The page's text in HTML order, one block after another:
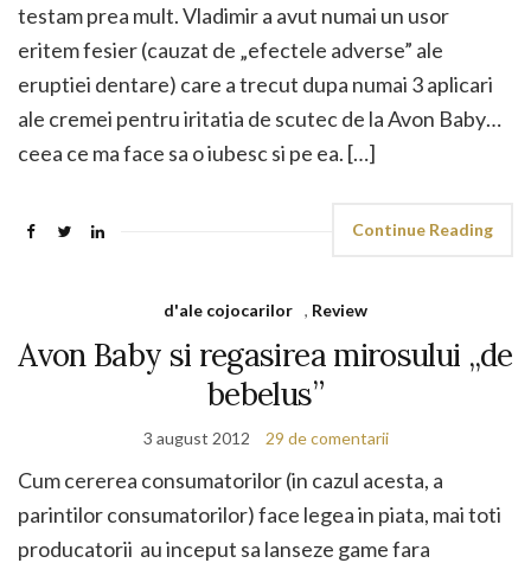
testam prea mult. Vladimir a avut numai un usor
eritem fesier (cauzat de „efectele adverse” ale
eruptiei dentare) care a trecut dupa numai 3 aplicari
ale cremei pentru iritatia de scutec de la Avon Baby…
ceea ce ma face sa o iubesc si pe ea. […]
Continue Reading
d'ale cojocarilor , Review
Avon Baby si regasirea mirosului „de
bebelus”
3 august 2012 29 de comentarii
Cum cererea consumatorilor (in cazul acesta, a
parintilor consumatorilor) face legea in piata, mai toti
producatorii au inceput sa lanseze game fara